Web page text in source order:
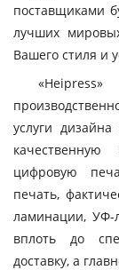
поставщиками
лучших
Вашего стиля и
услуги
цифровую
печать,
ламинации, УФ-
вплоть до
доставку, а